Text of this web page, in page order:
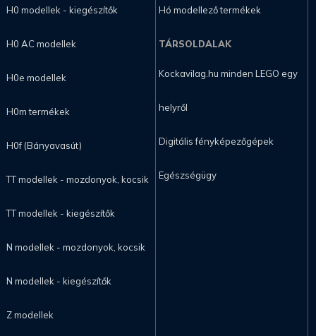
H0 modellek - kiegészítők
H0 AC modellek
H0e modellek
H0m termékek
H0f (Bányavasút)
TT modellek - mozdonyok, kocsik
TT modellek - kiegészítők
N modellek - mozdonyok, kocsik
N modellek - kiegészítők
Z modellek
Hó modellező termékek
TÁRSOLDALAK
Kockavilag.hu minden LEGO egy
helyről
Digitális fényképezőgépek
Egészségügy